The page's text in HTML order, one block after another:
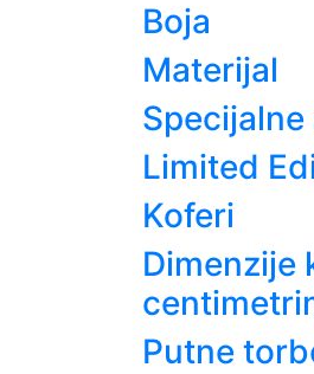
Boja
Materijal
Limited
Koferi
Dimenzije
Putne